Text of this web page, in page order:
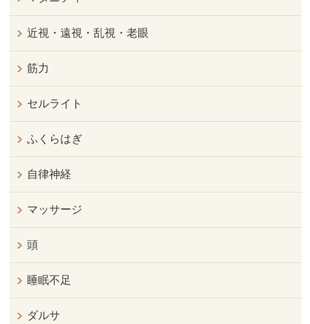
近視・遠視・乱視・老眼
筋力
セルライト
ふくらはぎ
自律神経
マッサージ
頭
睡眠不足
ダルサ